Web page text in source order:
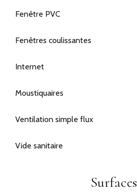
Fenêtre PVC
Fenêtres coulissantes
Internet
Moustiquaires
Ventilation simple flux
Vide sanitaire
Surfaces